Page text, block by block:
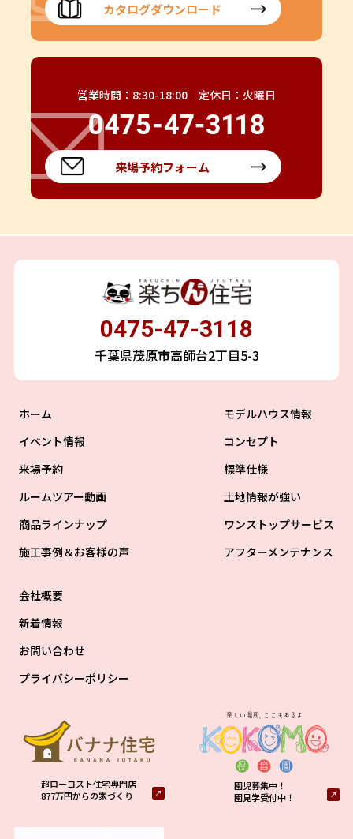
カタログダウンロード
営業時間：8:30-18:00 定休日：火曜日
来場予約フォーム
0475-47-3118
千葉県茂原市高師台2丁目5-3
ホーム
イベント情報
来場予約
ルームツアー動画
商品ラインナップ
施工事例＆お客様の声
モデルハウス情報
コンセプト
標準仕様
土地情報が強い
ワンストップサービス
アフターメンテナンス
会社概要
新着情報
お問い合わせ
プライバシーポリシー
超ローコスト住宅専門店
877万円からの家づくり
園児募集中！
園見学受付中！